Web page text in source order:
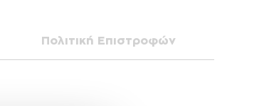
Πολιτική Επιστροφών